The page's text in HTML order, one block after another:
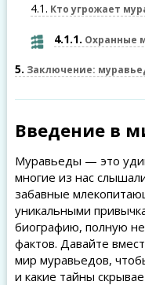
4.1 Кто угрожает
4.1.1 Охранные
5 Заключение:
Введение в
Муравьеды — это
многие из нас
забавные
уникальными
биографию, полную
фактов. Давайте
мир муравьедов,
и какие тайны